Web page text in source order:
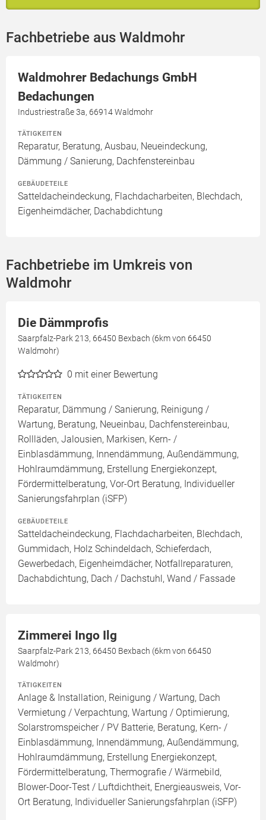
Fachbetriebe aus Waldmohr
Waldmohrer Bedachungs GmbH
Bedachungen
Industriestraße 3a, 66914 Waldmohr
TÄTIGKEITEN
Reparatur, Beratung, Ausbau, Neueindeckung,
Dämmung / Sanierung, Dachfenstereinbau
GEBÄUDETEILE
Satteldacheindeckung, Flachdacharbeiten, Blechdach,
Eigenheimdächer, Dachabdichtung
Fachbetriebe im Umkreis von
Waldmohr
Die Dämmprofis
Saarpfalz-Park 213, 66450 Bexbach (6km von 66450
Waldmohr)
0 mit einer Bewertung
TÄTIGKEITEN
Reparatur, Dämmung / Sanierung, Reinigung /
Wartung, Beratung, Neueinbau, Dachfenstereinbau,
Rollläden, Jalousien, Markisen, Kern- /
Einblasdämmung, Innendämmung, Außendämmung,
Hohlraumdämmung, Erstellung Energiekonzept,
Fördermittelberatung, Vor-Ort Beratung, Individueller
Sanierungsfahrplan (iSFP)
GEBÄUDETEILE
Satteldacheindeckung, Flachdacharbeiten, Blechdach,
Gummidach, Holz Schindeldach, Schieferdach,
Gewerbedach, Eigenheimdächer, Notfallreparaturen,
Dachabdichtung, Dach / Dachstuhl, Wand / Fassade
Zimmerei Ingo Ilg
Saarpfalz-Park 213, 66450 Bexbach (6km von 66450
Waldmohr)
TÄTIGKEITEN
Anlage & Installation, Reinigung / Wartung, Dach
Vermietung / Verpachtung, Wartung / Optimierung,
Solarstromspeicher / PV Batterie, Beratung, Kern- /
Einblasdämmung, Innendämmung, Außendämmung,
Hohlraumdämmung, Erstellung Energiekonzept,
Fördermittelberatung, Thermografie / Wärmebild,
Blower-Door-Test / Luftdichtheit, Energieausweis, Vor-
Ort Beratung, Individueller Sanierungsfahrplan (iSFP)